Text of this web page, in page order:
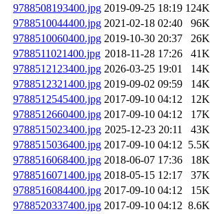
9788508193400.jpg 2019-09-25 18:19 124K
9788510044400.jpg 2021-02-18 02:40
96K
9788510060400.jpg 2019-10-30 20:37
26K
9788511021400.jpg 2018-11-28 17:26
41K
9788512123400.jpg 2026-03-25 19:01
14K
9788512321400.jpg 2019-09-02 09:59
14K
9788512545400.jpg 2017-09-10 04:12
12K
9788512660400.jpg 2017-09-10 04:12
17K
9788515023400.jpg 2025-12-23 20:11
43K
9788515036400.jpg 2017-09-10 04:12 5.5K
9788516068400.jpg 2018-06-07 17:36
18K
9788516071400.jpg 2018-05-15 12:17
37K
9788516084400.jpg 2017-09-10 04:12
15K
9788520337400.jpg 2017-09-10 04:12 8.6K